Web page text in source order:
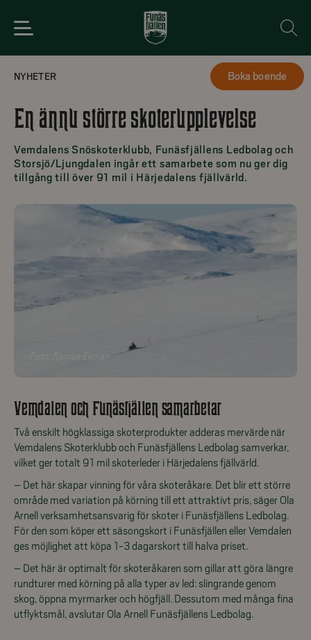
Boka boende
NYHETER 2024-11-06
En ännu större skoterupplevelse
Vemdalens Snöskoterklubb, Funäsfjällens Ledbolag och
Storsjö/Ljungdalen ingår ett samarbete som nu ger dig
tillgång till över 91 mil i Härjedalens fjällvärld.
Vemdalen och Funäsfjällen samarbetar
Två enskilt högklassiga skoterprodukter adderas mervärde när
Vemdalens Skoterklubb och Funäsfjällens Ledbolag samverkar,
vilket ger totalt 91 mil skoterleder i Härjedalens fjällvärld.
– Det här skapar vinning för våra skoteråkare. Det blir ett större
område med variation på körning till ett attraktivt pris, säger Ola
Arnell verksamhetsansvarig för skoter i Funäsfjällens Ledbolag.
För den som köper ett säsongskort i Funäsfjällen eller Vemdalen
ges möjlighet att köpa 1-3 dagarskort till halva priset.
– Det här är optimalt för skoteråkaren som gillar att göra längre
rundturer med körning på alla typer av led: slingrande genom
skog, öppna myrmarker och högfjäll. Dessutom med många fina
utflyktsmål, avslutar Ola Arnell Funäsfjällens Ledbolag.